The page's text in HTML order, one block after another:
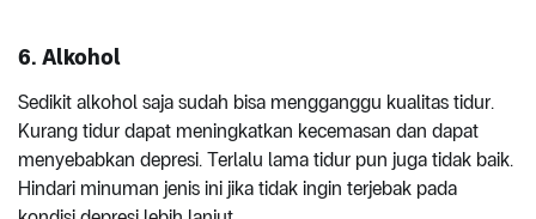
6. Alkohol
Sedikit alkohol saja sudah bisa mengganggu kualitas tidur.
Kurang tidur dapat meningkatkan kecemasan dan dapat
menyebabkan depresi. Terlalu lama tidur pun juga tidak baik.
Hindari minuman jenis ini jika tidak ingin terjebak pada